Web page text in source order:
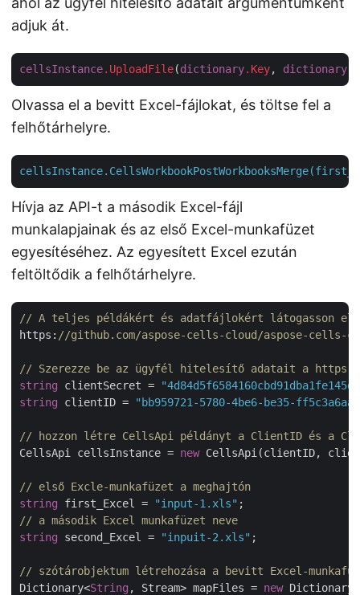
adjuk át.
cellsInstance.UploadFile(dictionary.Key, dictionary
Olvassa el a bevitt Excel-fájlokat, és töltse fel a
felhőtárhelyre.
Hívja az API-t a második Excel-fájl
munkalapjainak és az első Excel-munkafüzet
egyesítéséhez. Az egyesített Excel ezután
feltöltődik a felhőtárhelyre.
// A teljes példákért és adatfájlokért látogasson
https: //github.com/aspose-cells-cloud/aspose-cells-
// Szerezze be az ügyfél hitelesítő adatait a https://
string clientSecret =
string clientID = "bb959721-5780-4be6-be35-
// hozzon létre CellsApi példányt a ClientID és a
CellsApi cellsInstance = new CellsApi(clientID,
// első Excle-munkafüzet a meghajtón
string first_Excel = "input-1.xls"
// a második Excel munkafüzet neve
string second_Excel = "inpuit-2.xls" ;
// szótárobjektum létrehozása a bevitt Excel-
Dictionary<String , Stream> mapFiles = new Dictionary<